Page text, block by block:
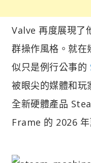
Valve 再度展現了
群操作風格。就在
似只是例行公事的
被眼尖的媒體和玩
全新硬體產品
Frame 的 2026 年